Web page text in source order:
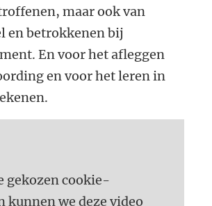
maar ook van
en betrokkenen bij
En voor het afleggen
en voor het leren in
gekozen cookie-
kunnen we deze video